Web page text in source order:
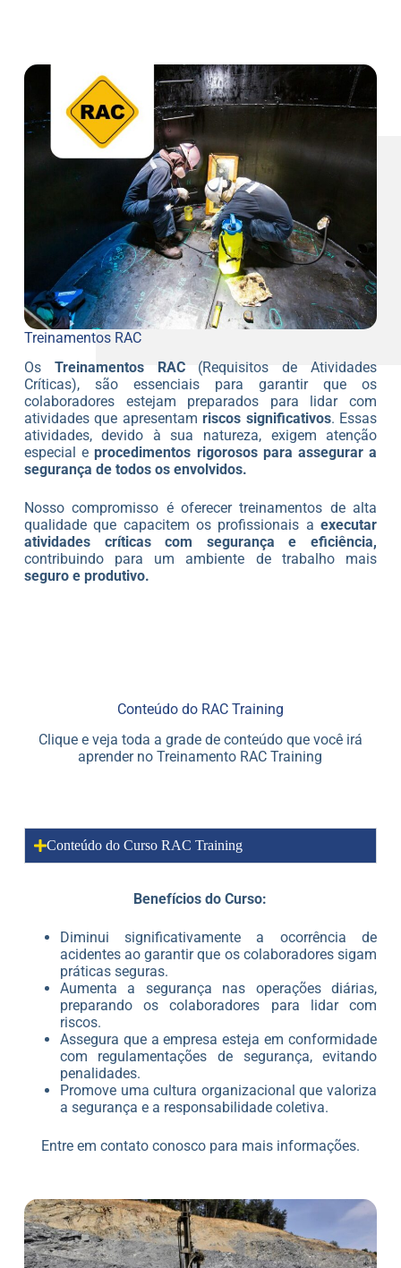
Treinamentos RAC
Os Treinamentos RAC (Requisitos de Atividades
Críticas), são essenciais para garantir que os
colaboradores estejam preparados para lidar com
atividades que apresentamriscos significativos. Essas
atividades, devido à sua natureza, exigem atenção
especial eprocedimentos rigorosos para assegurar a
segurança de todos os envolvidos.
Nosso compromisso é oferecer treinamentos de alta
qualidade que capacitem os profissionais aexecutar
atividades críticas com segurança e eficiência,
contribuindo para um ambiente de trabalho mais
seguro e produtivo.
Conteúdo do RAC Training
Clique e veja toda a grade de conteúdo que você irá
aprender no Treinamento RAC Training
Conteúdo do Curso RAC Training
Benefícios do Curso:
Diminui significativamente a ocorrência de
acidentes ao garantir que os colaboradores sigam
práticas seguras.
Aumenta a segurança nas operações diárias,
preparando os colaboradores para lidar com
riscos.
Assegura que a empresa esteja em conformidade
com regulamentações de segurança, evitando
penalidades.
Promove uma cultura organizacional que valoriza
a segurança e a responsabilidade coletiva.
Entre em contato conosco para mais informações.